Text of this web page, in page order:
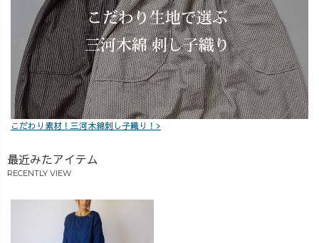
こだわり素材！三河木綿刺し子織り！>
最近みたアイテム
RECENTLY VIEW